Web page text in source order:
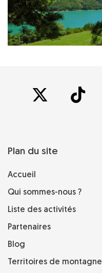
Plan du site
Accueil
Qui sommes-nous ?
Liste des activités
Partenaires
Blog
Territoires de montagne